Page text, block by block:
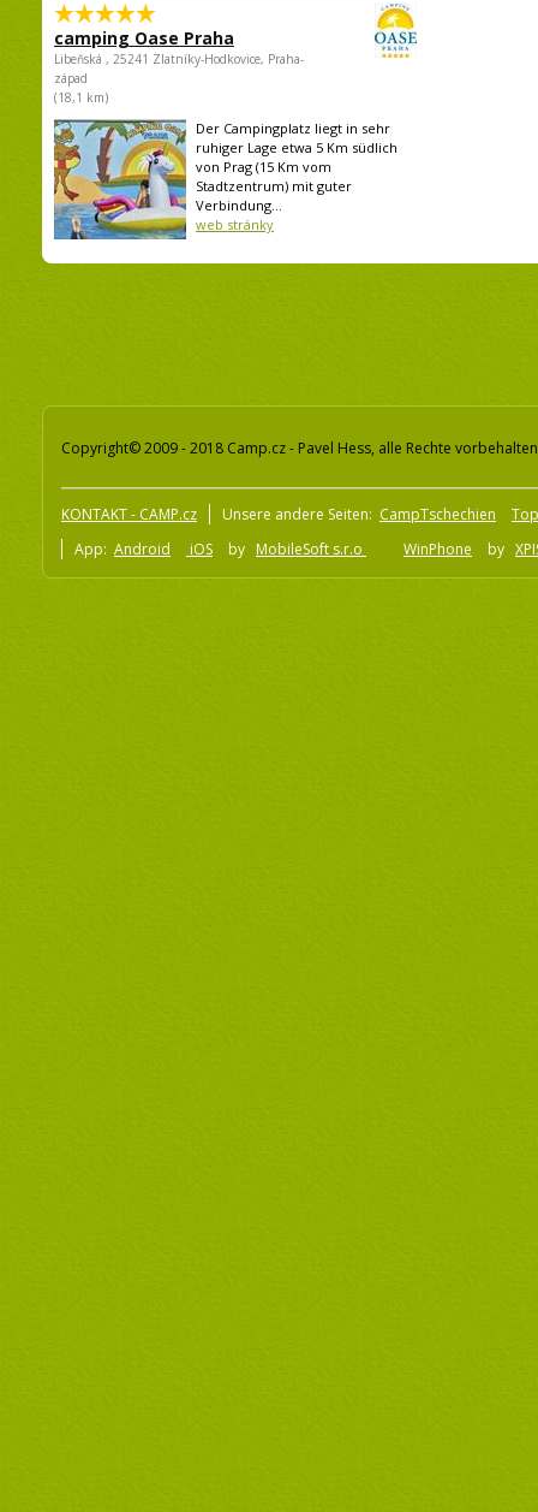
camping Oase Praha
Libeňská , 25241 Zlatníky-Hodkovice, Praha-
západ
(18,1 km)
Der Campingplatz liegt in sehr
ruhiger Lage etwa 5 Km südlich
von Prag (15 Km vom
Stadtzentrum) mit guter
Verbindung...
web stránky
Copyright© 2009 - 2018 Camp.cz - Pavel Hess, alle Rechte vorbehalten
KONTAKT - CAMP.cz Unsere andere Seiten: CampTschechien
App: Android iOS by MobileSoft s.r.o WinPhone by